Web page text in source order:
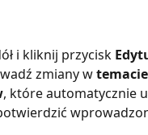
i kliknij przycisk
zmiany w
, które automatycznie